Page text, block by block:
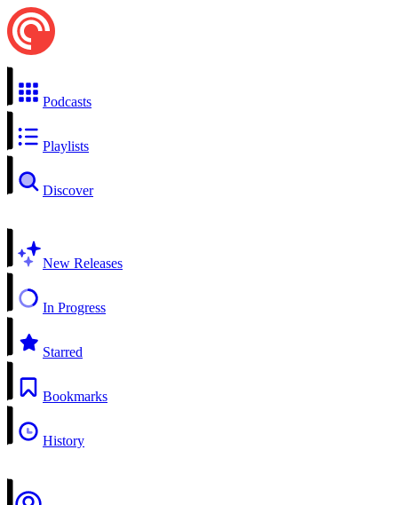
Podcasts
Playlists
Discover
New Releases
In Progress
Starred
Bookmarks
History